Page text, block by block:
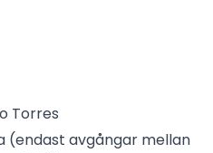
Torres
(endast avgångar mellan